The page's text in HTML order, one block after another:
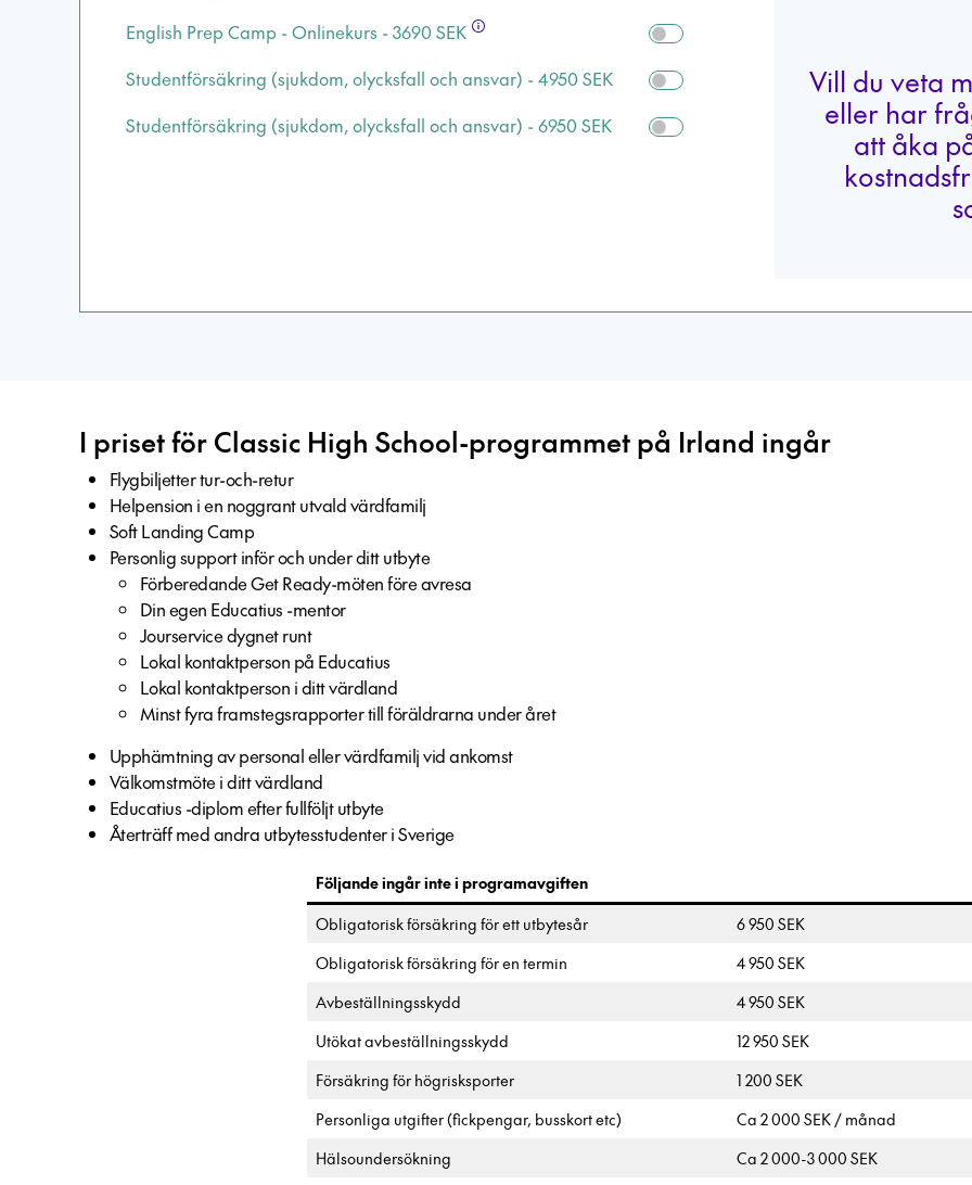
English Prep Camp - Onlinekurs - 3690 SEK
Studentförsäkring (sjukdom, olycksfall och ansvar) - 4950 SEK
Studentförsäkring (sjukdom, olycksfall och ansvar) - 6950 SEK
Vill du veta
eller har
att åka
I priset för Classic High School-programmet på Irland ingår
Flygbiljetter tur-och-retur
Helpension i en noggrant utvald värdfamilj
Soft Landing Camp
Personlig support inför och under ditt utbyte
Förberedande Get Ready-möten före avresa
Din egen Educatius -mentor
Jourservice dygnet runt
Lokal kontaktperson på Educatius
Lokal kontaktperson i ditt värdland
Minst fyra framstegsrapporter till föräldrarna under året
Upphämtning av personal eller värdfamilj vid ankomst
Välkomstmöte i ditt värdland
Educatius -diplom efter fullföljt utbyte
Återträff med andra utbytesstudenter i Sverige
Följande ingår inte i programavgiften
Obligatorisk försäkring för ett utbytesår
6 950 SEK
Obligatorisk försäkring för en termin
4 950 SEK
Avbeställningsskydd
4 950 SEK
Utökat avbeställningsskydd
12 950 SEK
Försäkring för högrisksporter
1 200 SEK
Personliga utgifter (fickpengar, busskort etc)
Ca 2 000 SEK / månad
Hälsoundersökning
Ca 2 000-3 000 SEK